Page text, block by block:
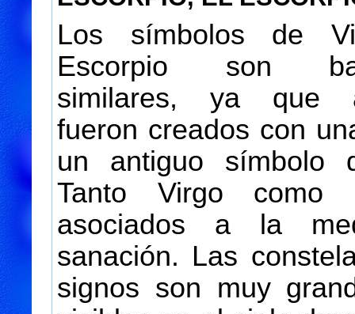
Los símbolos de
Escorpio son
similares, ya que
fueron creados con
un antiguo símbolo
Tanto Virgo como
asociados a la
sanación. Las
signos son muy